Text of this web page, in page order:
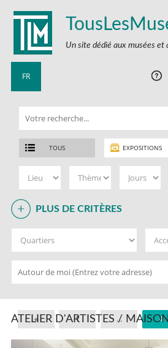
Un site dédié aux musées et
FR
TOUS EXPOSITIONS
PLUS DE CRITÈRES
ATELIER D'ARTISTES /
« 1 … 4